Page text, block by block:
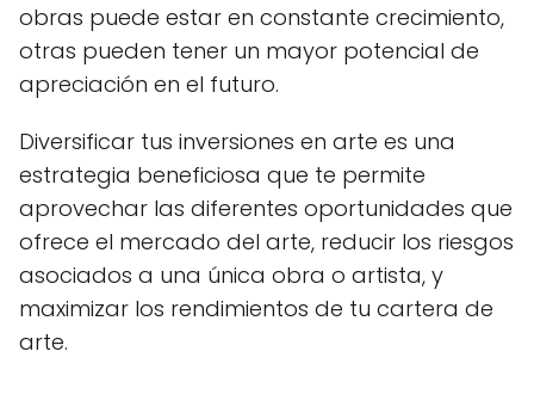
obras puede estar en constante crecimiento,
otras pueden tener un mayor potencial de
apreciación en el futuro.
Diversificar tus inversiones en arte es una
estrategia beneficiosa que te permite
aprovechar las diferentes oportunidades que
ofrece el mercado del arte, reducir los riesgos
asociados a una única obra o artista, y
maximizar los rendimientos de tu cartera de
arte.